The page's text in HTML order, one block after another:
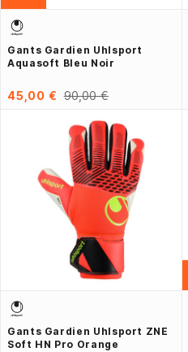
Gants Gardien Uhlsport
Aquasoft Bleu Noir
45,00 € 90,00 €
Gants Gardien Uhlsport ZNE
Soft HN Pro Orange